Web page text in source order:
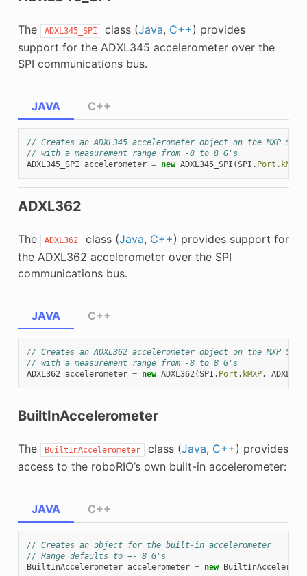
The ADXL345_SPI class (Java, C++) provides
support for the ADXL345 accelerometer over the
SPI communications bus.
JAVA
// Creates an ADXL345 accelerometer object on the MXP SPI
// with a measurement range from -8 to 8 G's
ADXL345_SPI accelerometer = new ADXL345_SPI (SPI . Port . kMXP
C++
ADXL362
The ADXL362 class (Java, C++) provides support for
the ADXL362 accelerometer over the SPI
communications bus.
JAVA
// Creates an ADXL362 accelerometer object on the MXP SPI
// with a measurement range from -8 to 8 G's
ADXL362 accelerometer = new ADXL362(SPI . Port . kMXP, ADXL362
C++
BuiltInAccelerometer
The BuiltInAccelerometer class (Java, C++) provides
access to the roboRIO’s own built-in accelerometer:
JAVA
// Creates an object for the built-in accelerometer
// Range defaults to +- 8 G's
BuiltInAccelerometer accelerometer = new
C++